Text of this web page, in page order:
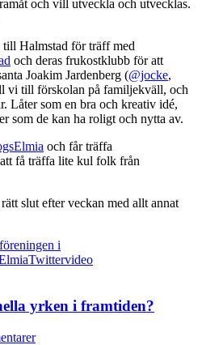
och vill utveckla och utvecklas.
till Halmstad för träff med
och deras frukostklubb för att
Joakim Jardenberg (@jocke,
vi till förskolan på familjekväll, och
Låter som en bra och kreativ idé,
som de kan ha roligt och nytta av.
och får träffa
få träffa lite kul folk från
slut efter veckan med allt annat
i
Twittervideo
yrken i framtiden?